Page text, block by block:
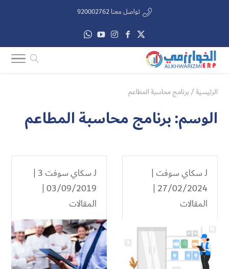
تواصل معنا 920002762
الرئيسية/ برنامج محاسبة المطاعم
الوسم:برنامج محاسبة المطاعم
لـسكاي سوفت |
27/02/2024 |
المقالات
لـسكاي سوفت 3
|
03/09/2019 |
المقالات